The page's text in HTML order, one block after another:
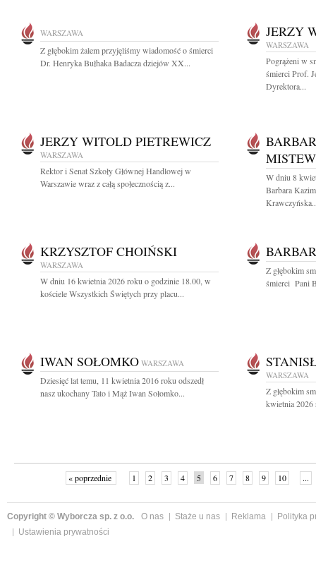
WARSZAWA
Z głębokim żalem przyjęliśmy wiadomość o śmierci
Dr. Henryka Bułhaka Badacza dziejów XX...
JERZY
WARSZAWA
Pogrążeni w
śmierci Prof.
Dyrektora...
JERZY WITOLD PIETREWICZ
WARSZAWA
Rektor i Senat Szkoły Głównej Handlowej w
Warszawie wraz z całą społecznością z...
W dniu 8
Barbara
KRZYSZTOF CHOIŃSKI
WARSZAWA
W dniu 16 kwietnia 2026 roku o godzinie 18.00, w
kościele Wszystkich Świętych przy placu...
Z głębokim
śmierci Pani
IWAN SOŁOMKO WARSZAWA
Dziesięć lat temu, 11 kwietnia 2016 roku odszedł
nasz ukochany Tato i Mąż Iwan Sołomko...
WARSZAWA
Z głębokim
kwietnia 2026
« poprzednie 1 2 3 4 5 6 7 8 9 10 ...
Copyright © Wyborcza sp. z o.o. O nas Staże u nas Reklama
Polityka
Ustawienia prywatności